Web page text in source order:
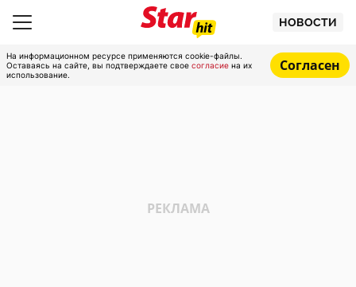
НОВОСТИ
На информационном ресурсе применяются cookie-файлы.
Оставаясь на сайте, вы подтверждаете свое согласие на их
использование.
Согласен